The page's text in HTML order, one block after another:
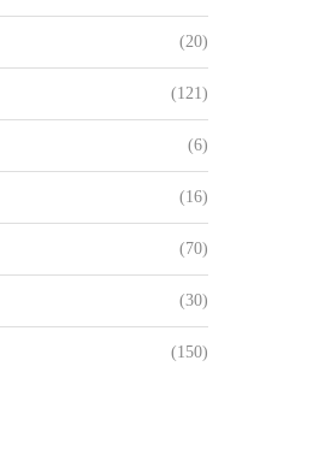
(20)
(121)
(6)
(16)
(70)
(30)
(150)